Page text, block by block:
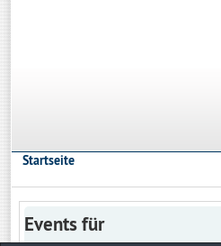
Startseite
Events für